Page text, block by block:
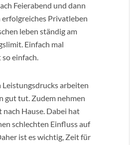
Feierabend und dann
erfolgreiches Privatleben
leben ständig am
Einfach mal
einfach.
arbeiten
gut tut. Zudem nehmen
Hause. Dabei hat
schlechten Einfluss auf
ist es wichtig, Zeit für